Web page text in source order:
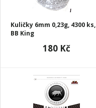
Kuličky 6mm 0,23g, 4300 ks,
BB King
180 Kč